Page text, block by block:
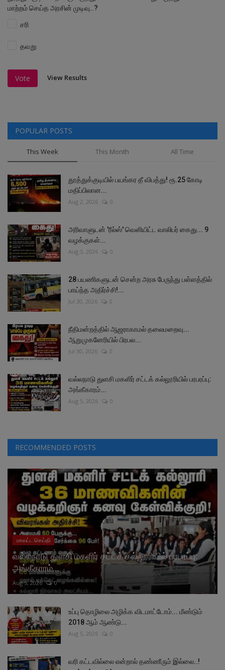
மாற்றம் செய்த அரசின் முடிவு..?
சரி
தவறு
Vote View Results
POPULAR POSTS
This Week This Month All Time
தூத்துக்குடியில் பயங்கர தீ விபத்து! ரூ.25 கோடி
மதிப்பிலான...
Aug 2, 2026 0
அரிவாளுடன் 'ரீல்ஸ்' வெளியிட்ட வாலிபர் கைது... 9
வழக்குகள்...
Aug 3, 2026 0
28 பயணிகளுடன் சென்ற அரசு பேருந்து பள்ளத்தில்
பாய்ந்த அதிர்ச்சி!...
Jul 30, 2026 0
நீதிமன்றத்தில் ஆஜராகாமல் தலைமறைவு...
ஆறுமுகனேரியில் பிரபல...
Jul 30, 2026 0
வல்லநாடு துளசி மகளிர் சட்டக் கல்லூரியில் பரபரப்பு:
அங்கீகாரம்...
Aug 5, 2026 0
RECOMMENDED POSTS
மாவட்ட செய்தி
வல்லநாடு துளசி மகளிர் சட்டக் கல்லூரியில் பரபரப்பு:
அங்கீகாரம்...
Aug 5, 2026 0
உப்பு தொழிலை அழிக்க விடமாட்டோம்... மீண்டும்
2018 ஆம் ஆண்டு...
Aug 5, 2026 0
வரி கட்டவில்லை என்றால் தண்ணீரும் இல்லை..!